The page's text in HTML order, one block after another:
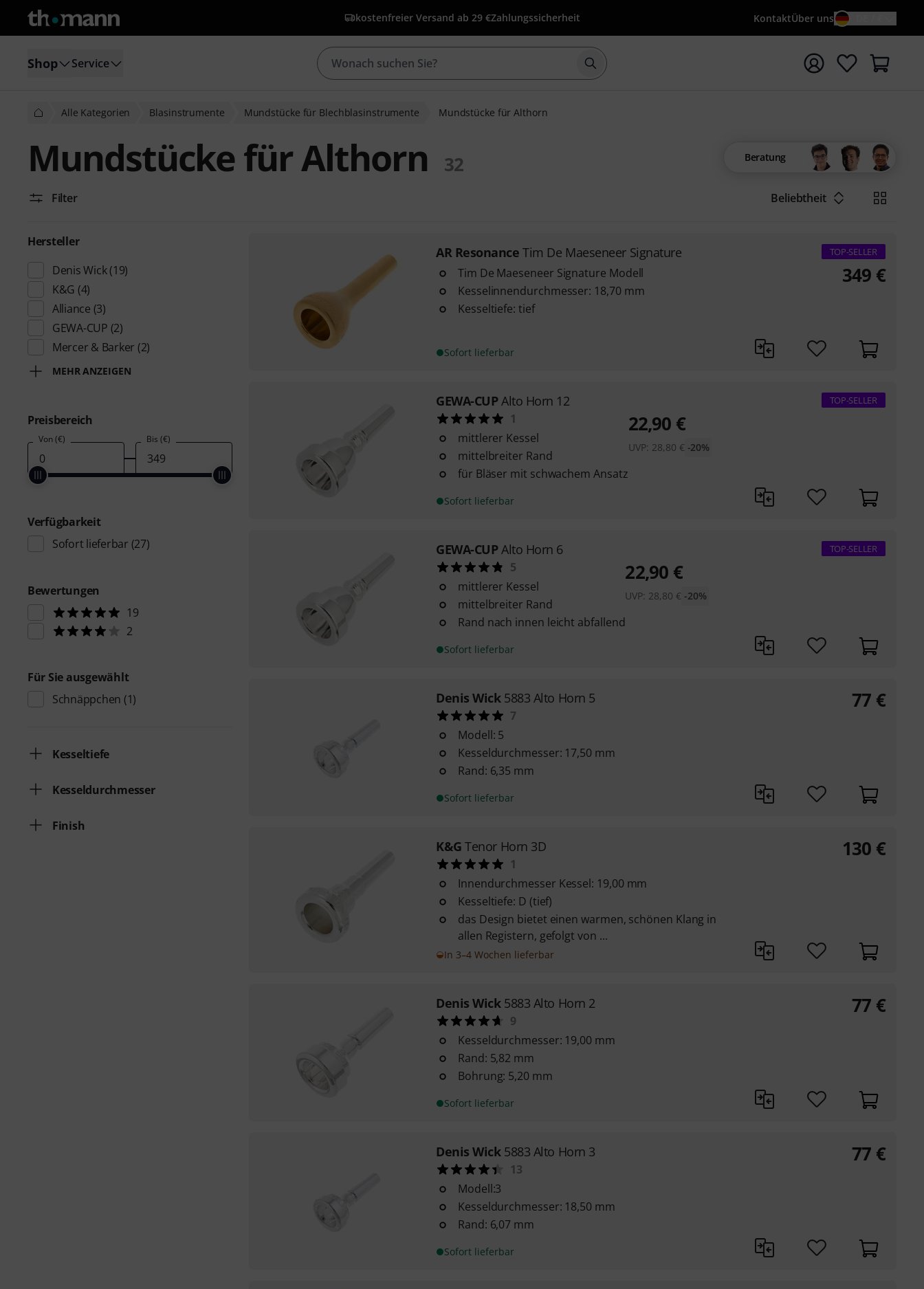
kostenfreier Versand ab 29 €Zahlungssicherheit KontaktÜber uns
Shop Service Suche mit Suchwort {searchTerm} starten
Alle Kategorien Blasinstrumente Mundstücke für Blechblasinstrumente Mundstücke für Althorn
Mundstücke für Althorn 32 Beratung
Filter Beliebtheit
Hersteller
Denis Wick(19)
K&G (4)
Alliance (3)
GEWA-CUP (2)
Mercer & Barker (2)
MEHR ANZEIGEN
Preisbereich
Von (€) Bis (€)
Verfügbarkeit
Sofort lieferbar (27)
Bewertungen
19
2
Für Sie ausgewählt
Schnäppchen (1)
Kesseltiefe
Kesseldurchmesser
Finish
AR Resonance Tim De Maeseneer Signature
Tim De Maeseneer Signature Modell
Kesselinnendurchmesser: 18,70 mm
Kesseltiefe: tief
Sofort lieferbar
TOP-SELLER
349 €
GEWA-CUPAlto Horn 12
1
mittlerer Kessel
mittelbreiter Rand
für Bläser mit schwachem Ansatz
Sofort lieferbar
TOP-SELLER
22,90 €
UVP: 28,80 € -20%
GEWA-CUPAlto Horn 6
5
mittlerer Kessel
mittelbreiter Rand
Rand nach innen leicht abfallend
Sofort lieferbar
TOP-SELLER
22,90 €
UVP: 28,80 € -20%
Denis Wick 5883 Alto Horn 5
7
Modell: 5
Kesseldurchmesser: 17,50 mm
Rand: 6,35 mm
Sofort lieferbar
77 €
K&G Tenor Horn 3D
1
Innendurchmesser Kessel: 19,00 mm
Kesseltiefe: D (tief)
das Design bietet einen warmen, schönen Klang in
allen Registern, gefolgt von ...
In 3–4 Wochen lieferbar
130 €
Denis Wick 5883 Alto Horn 2
9
Kesseldurchmesser: 19,00 mm
Rand: 5,82 mm
Bohrung: 5,20 mm
Sofort lieferbar
77 €
Denis Wick 5883 Alto Horn 3
13
Modell:3
Kesseldurchmesser: 18,50 mm
Rand: 6,07 mm
Sofort lieferbar
77 €